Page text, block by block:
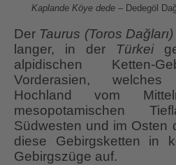
Kaplande Köye dede – Dedegöl
Der Taurus (Toros Dağları)
langer, in der Türkei
alpidischen Ketten-
Vorderasien,
Hochland vom
mesopotamischen
Südwesten und im Osten
diese Gebirgsketten in
Gebirgszüge auf.